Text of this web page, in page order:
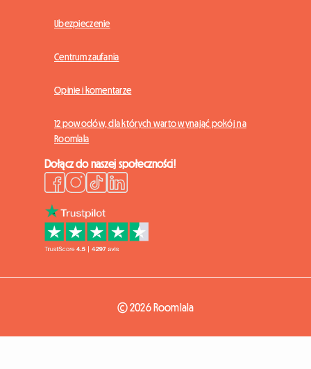
Ubezpieczenie
Centrum zaufania
Opinie i komentarze
12 powodów, dla których warto wynająć pokój na
Roomlala
Dołącz do naszej społeczności!
© 2026 Roomlala